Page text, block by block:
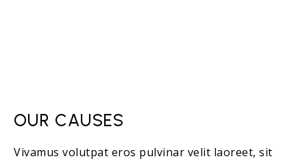
OUR CAUSES
Vivamus volutpat eros pulvinar velit laoreet, sit